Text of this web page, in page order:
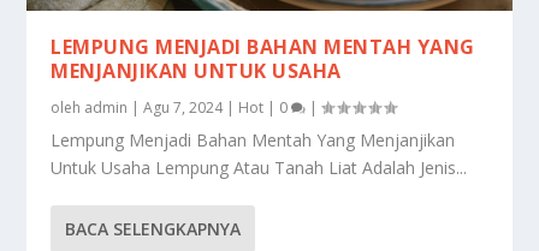
LEMPUNG MENJADI BAHAN MENTAH YANG
MENJANJIKAN UNTUK USAHA
oleh admin |Agu 7, 2024| Hot | 0 |
Lempung Menjadi Bahan Mentah Yang Menjanjikan
Untuk Usaha Lempung Atau Tanah Liat Adalah Jenis...
BACA SELENGKAPNYA